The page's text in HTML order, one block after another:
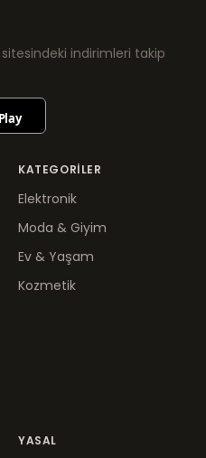
indirimleri takip
KATEGORILER
Elektronik
Moda & Giyim
Ev & Yaşam
Kozmetik
YASAL